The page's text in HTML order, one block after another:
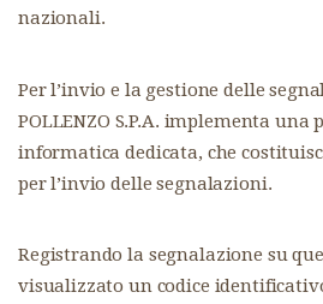
nazionali.
Per l’invio e la gestione delle
POLLENZO S.P.A. implementa
informatica dedicata, che
per l’invio delle segnalazioni.
Registrando la segnalazione su
visualizzato un codice